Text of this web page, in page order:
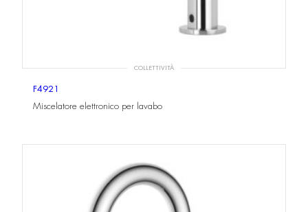
COLLETTIVITÀ
F4921
Miscelatore elettronico per lavabo